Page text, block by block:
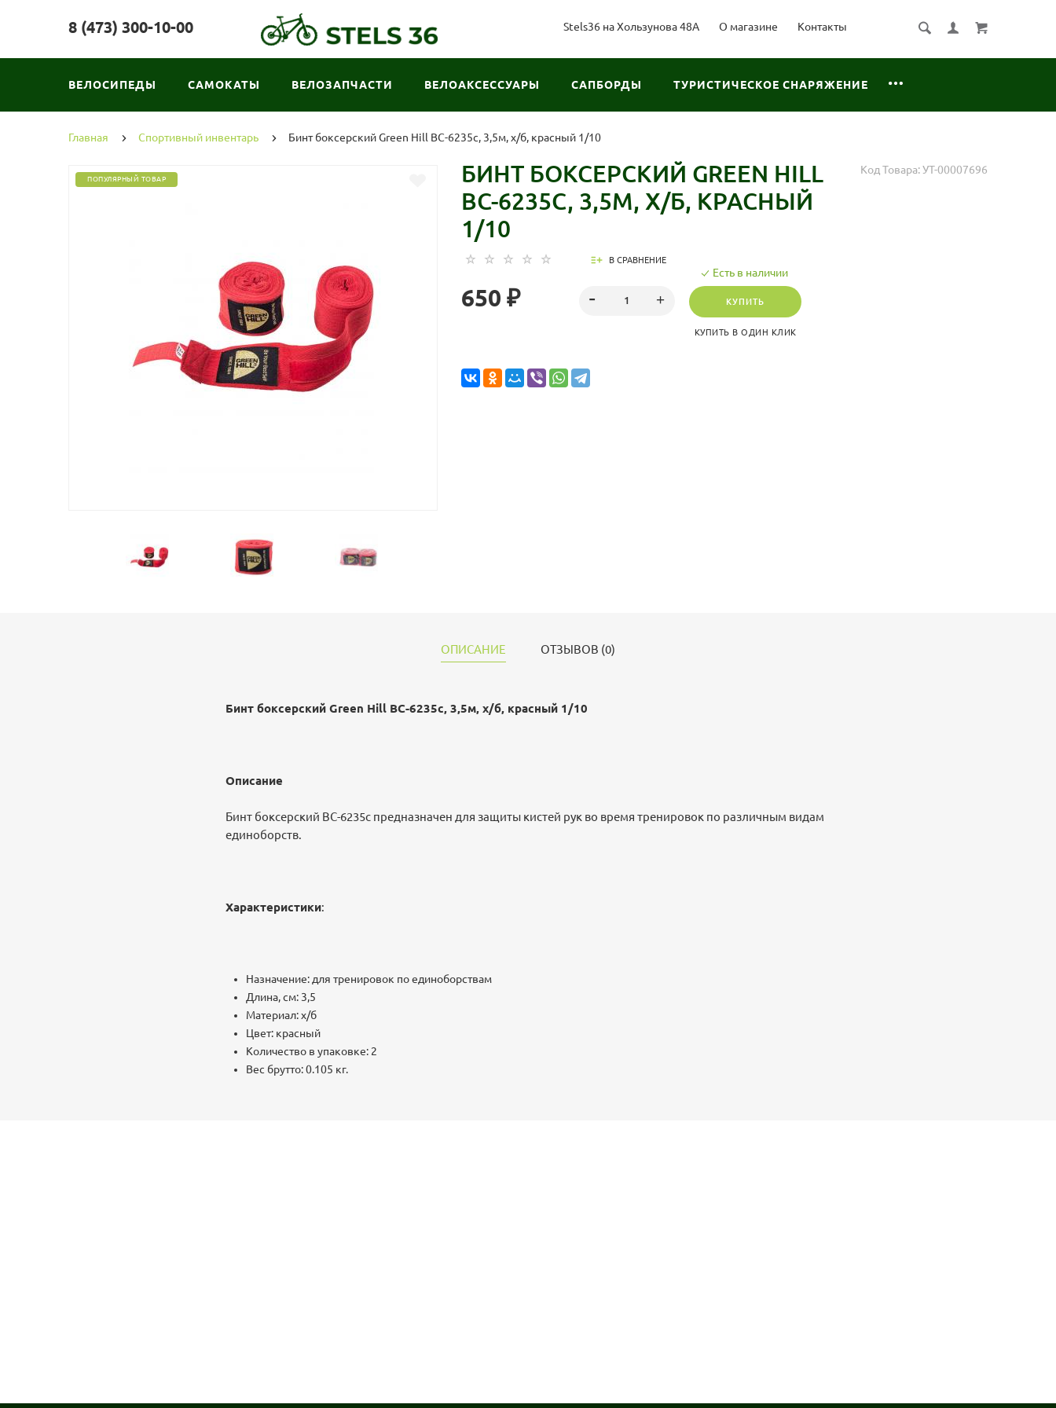
8 (473) 300-10-00 Stels36 на Хользунова 48А О магазине Контакты
ВЕЛОСИПЕДЫ САМОКАТЫ ВЕЛОЗАПЧАСТИ ВЕЛОАКСЕССУАРЫ САПБОРДЫ ТУРИСТИЧЕСКОЕ СНАРЯЖЕНИЕ
Главная Спортивный инвентарь Бинт боксерский Green Hill BC-6235c, 3,5м, х/б, красный 1/10
ПОПУЛЯРНЫЙ ТОВАР
Код Товара:УТ-00007696
БИНТ БОКСЕРСКИЙ GREEN HILL
BC-6235C, 3,5М, Х/Б, КРАСНЫЙ
1/10
В СРАВНЕНИЕ
650 ₽
Есть в наличии
КУПИТЬ
КУПИТЬ В ОДИН КЛИК
ОПИСАНИЕ ОТЗЫВОВ (0)
Бинт боксерский Green Hill BC-6235c, 3,5м, х/б, красный 1/10
Описание
Бинт боксерский BC-6235c предназначен для защиты кистей рук во время тренировок по различным видам
единоборств.
Характеристики:
Назначение: для тренировок по единоборствам
Длина, см: 3,5
Материал: х/б
Цвет: красный
Количество в упаковке: 2
Вес брутто: 0.105 кг.